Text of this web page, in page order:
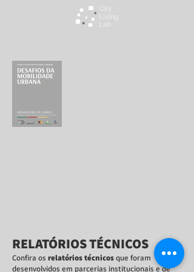
RELATÓRIOS TÉCNICOS
Confira os relatórios técnicosque foram
desenvolvidos em parcerias institucionais e de